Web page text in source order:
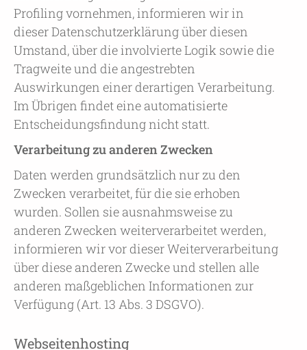
Profiling vornehmen, informieren wir in
dieser Datenschutzerklärung über diesen
Umstand, über die involvierte Logik sowie die
Tragweite und die angestrebten
Auswirkungen einer derartigen Verarbeitung.
Im Übrigen findet eine automatisierte
Entscheidungsfindung nicht statt.
Verarbeitung zu anderen Zwecken
Daten werden grundsätzlich nur zu den
Zwecken verarbeitet, für die sie erhoben
wurden. Sollen sie ausnahmsweise zu
anderen Zwecken weiterverarbeitet werden,
informieren wir vor dieser Weiterverarbeitung
über diese anderen Zwecke und stellen alle
anderen maßgeblichen Informationen zur
Verfügung (Art. 13 Abs. 3 DSGVO).
Webseitenhosting